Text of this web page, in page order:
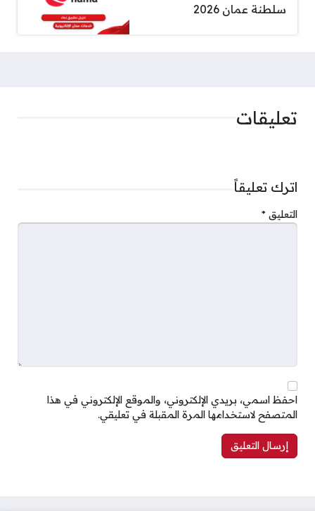
سلطنة عمان 2026
تعليقات
اترك تعليقاً
التعليق *
احفظ اسمي، بريدي الإلكتروني، والموقع الإلكتروني في هذا
المتصفح لاستخدامها المرة المقبلة في تعليقي.